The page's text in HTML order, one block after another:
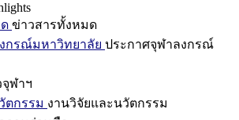
ข่าวสารทั้งหมด
กรณ์มหาวิทยาลัย ประกาศจุฬาลงกรณ์
ฬาฯ
ตกรรม งานวิจัยและนวัตกรรม